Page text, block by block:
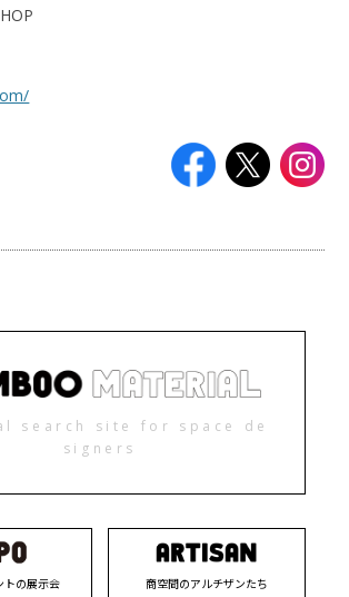
search site for space de
signers
トの展示会 商空間のアルチザンたち